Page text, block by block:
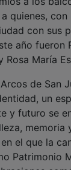
quienes,
con sus
año fueron
Rosa María
un
y futuro se
memoria
el que la
Patrimonio